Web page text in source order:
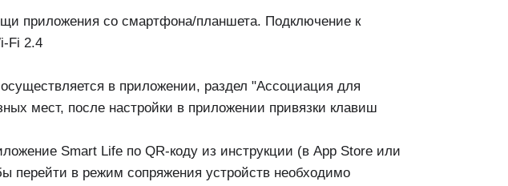
приложения со смартфона/планшета. Подключение к
Fi 2.4
в приложении, раздел "Ассоциация для
мест, после настройки в приложении привязки клавиш
Smart Life по QR-коду из инструкции (в App Store или
перейти в режим сопряжения устройств необходимо